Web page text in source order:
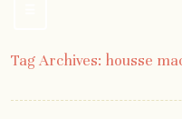
Tag Archives: housse